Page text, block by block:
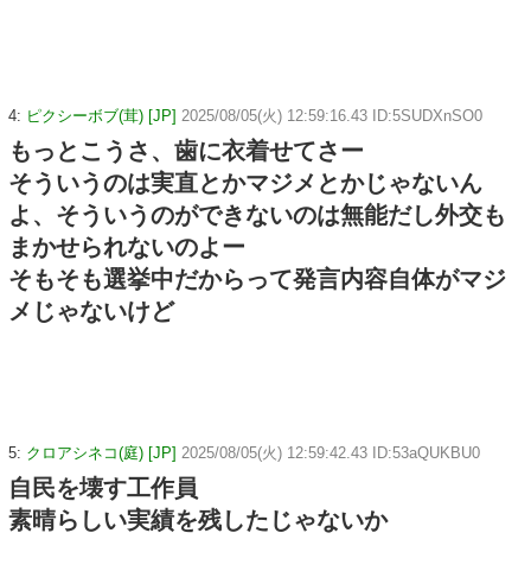
4: ピクシーボブ(茸) [JP] 2025/08/05(火) 12:59:16.43 ID:5SUDXnSO0
もっとこうさ、歯に衣着せてさー
そういうのは実直とかマジメとかじゃないん
よ、そういうのができないのは無能だし外交も
まかせられないのよー
そもそも選挙中だからって発言内容自体がマジ
メじゃないけど
5: クロアシネコ(庭) [JP] 2025/08/05(火) 12:59:42.43 ID:53aQUKBU0
自民を壊す工作員
素晴らしい実績を残したじゃないか